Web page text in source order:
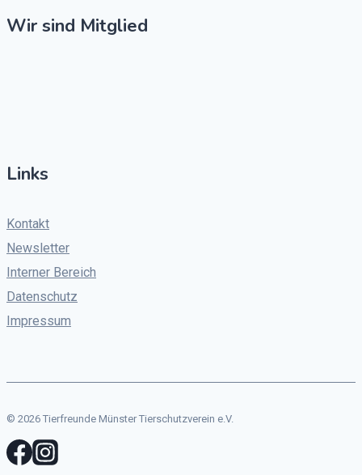
Wir sind Mitglied
Links
Kontakt
Newsletter
Interner Bereich
Datenschutz
Impressum
© 2026 Tierfreunde Münster Tierschutzverein e.V.